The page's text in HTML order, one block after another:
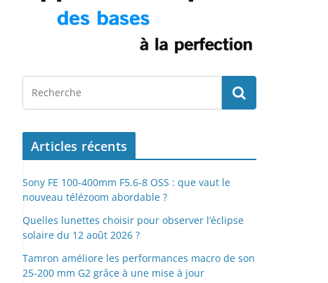
Articles récents
Sony FE 100-400mm F5.6-8 OSS : que vaut le
nouveau télézoom abordable ?
Quelles lunettes choisir pour observer l’éclipse
solaire du 12 août 2026 ?
Tamron améliore les performances macro de son
25-200 mm G2 grâce à une mise à jour